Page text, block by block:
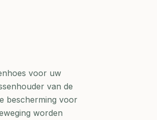
voor uw
van de
bescherming voor
worden